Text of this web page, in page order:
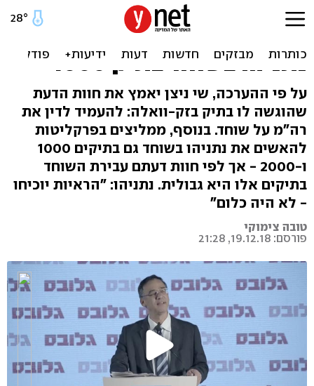
"פרקליט המדינה צפוי לאמץ
את חוות הדעת: להאשים את
נתניהו בשוחד בתיק 4000"
על פי ההערכה, שי ניצן יאמץ את חוות הדעת
שהוגשה לו בתיק בזק-וואלה: להעמיד לדין את
רה"מ על שוחד. בנוסף, ממליצים בפרקליטות
להאשים את נתניהו בשוחד גם בתיקים 1000
ו-2000 - אך לפי חוות דעתם עבירת השוחד
בתיקים אלו היא גבולית. נתניהו: "הראיות יוכיחו
- לא היה כלום"
טובה צימוקי
פורסם: 19.12.18, 21:28